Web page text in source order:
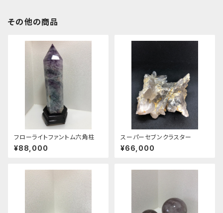
その他の商品
フローライトファントム六角柱
¥88,000
スーパーセブンクラスター
¥66,000